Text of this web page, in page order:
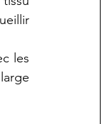
les